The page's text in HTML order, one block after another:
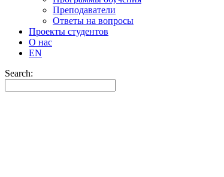
Преподаватели
Ответы на вопросы
Проекты студентов
О нас
EN
Search: